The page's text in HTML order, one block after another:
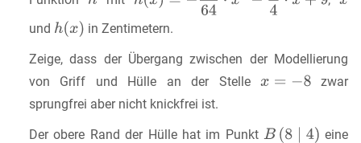
und
in Zentimetern.
Zeige, dass der Übergang zwischen der Modellierung
von Griff und Hülle an der Stelle
zwar
sprungfrei aber nicht knickfrei ist.
Der obere Rand der Hülle hat im Punkt
eine